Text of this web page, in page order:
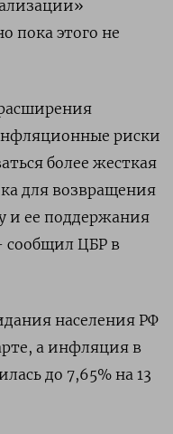
пока этого не
риски
более жесткая
для возвращения
и ее поддержания
сообщил ЦБР в
населения РФ
а инфляция в
до 7,65% на 13